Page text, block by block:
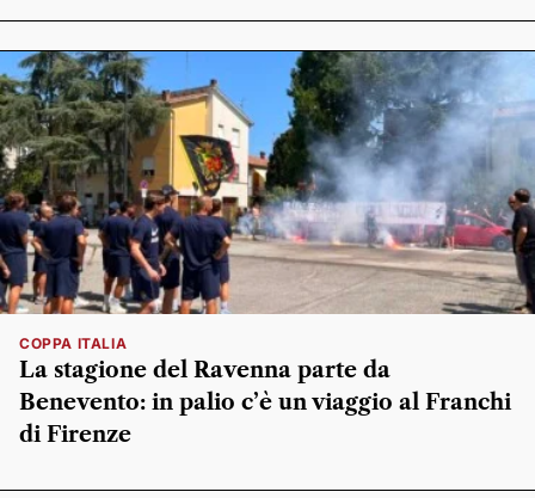
COPPA ITALIA
La stagione del Ravenna parte da
Benevento: in palio c’è un viaggio al Franchi
di Firenze